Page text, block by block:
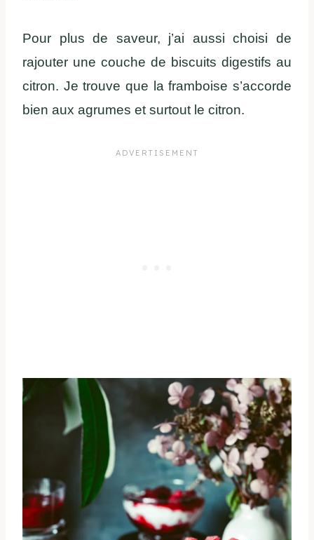
Pour plus de saveur, j’ai aussi choisi de
rajouter une couche de biscuits digestifs au
citron. Je trouve que la framboise s’accorde
bien aux agrumes et surtout le citron.